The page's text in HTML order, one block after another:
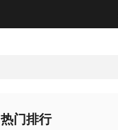
热门排行